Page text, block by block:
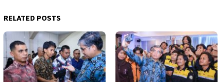
RELATED POSTS